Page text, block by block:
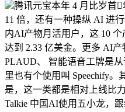
腾讯元宝本年 4 月比岁首
11 倍，还有一种操纵 AI 进
内AI产物月活用户，这 10
达到 2.33 亿美金。更多 AI
PLAUD、 智能语音工牌是
里也有个使用叫 Speechify
是，这一类都是相对上线比
Talkie 中国AI使用五小龙，